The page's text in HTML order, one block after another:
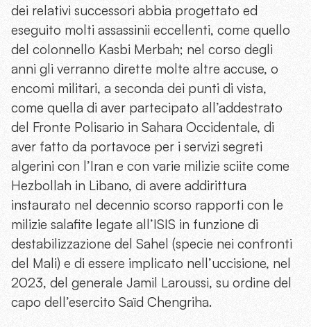
dei relativi successori abbia progettato ed
eseguito molti assassinii eccellenti, come quello
del colonnello Kasbi Merbah; nel corso degli
anni gli verranno dirette molte altre accuse, o
encomi militari, a seconda dei punti di vista,
come quella di aver partecipato all’addestrato
del Fronte Polisario in Sahara Occidentale, di
aver fatto da portavoce per i servizi segreti
algerini con l’Iran e con varie milizie sciite come
Hezbollah in Libano, di avere addirittura
instaurato nel decennio scorso rapporti con le
milizie salafite legate all’ISIS in funzione di
destabilizzazione del Sahel (specie nei confronti
del Mali) e di essere implicato nell’uccisione, nel
2023, del generale Jamil Laroussi, su ordine del
capo dell’esercito Saïd Chengriha.